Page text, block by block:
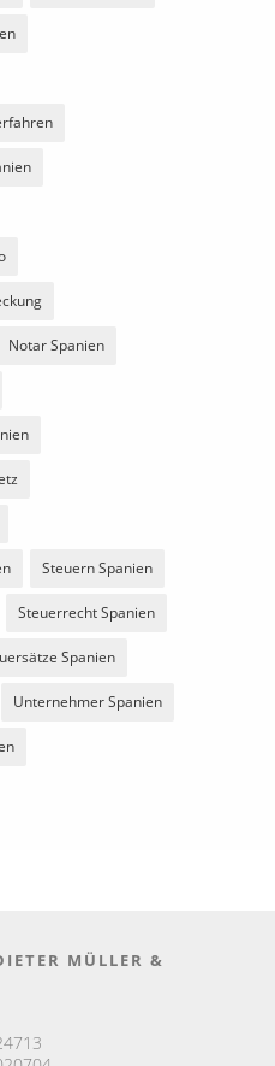
Notar Spanien
Steuern Spanien
Steuerrecht Spanien
Spanien
Unternehmer Spanien
MÜLLER &